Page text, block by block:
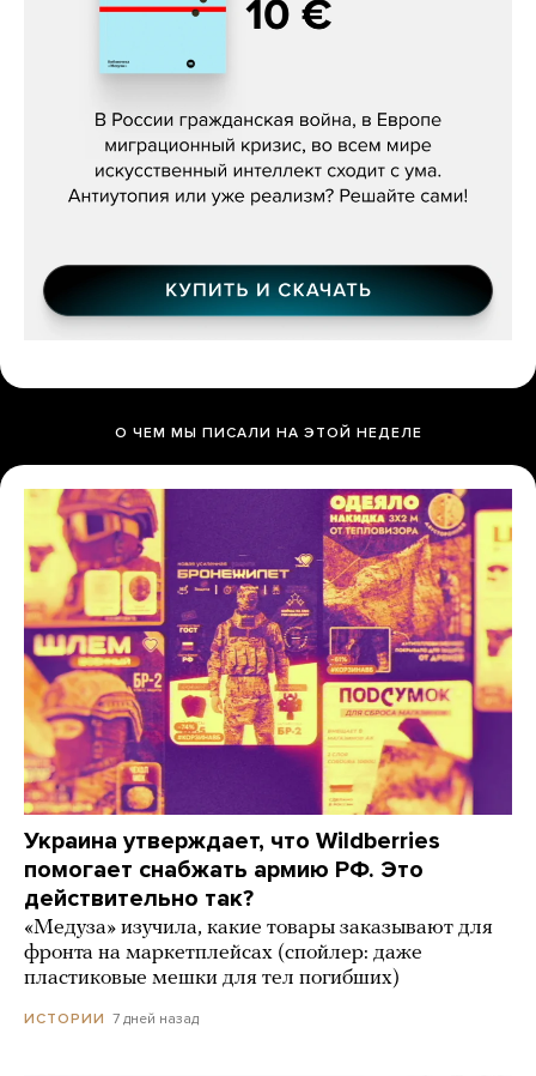
Константин Зарубин, «Наше сердце
О ЧЕМ МЫ ПИСАЛИ НА ЭТОЙ НЕДЕЛЕ
Украина утверждает, что Wildberries
помогает снабжать армию РФ. Это
действительно так?
«Медуза» изучила, какие товары заказывают для
фронта на маркетплейсах (спойлер: даже
пластиковые мешки для тел погибших)
ИСТОРИИ 7 дней назад